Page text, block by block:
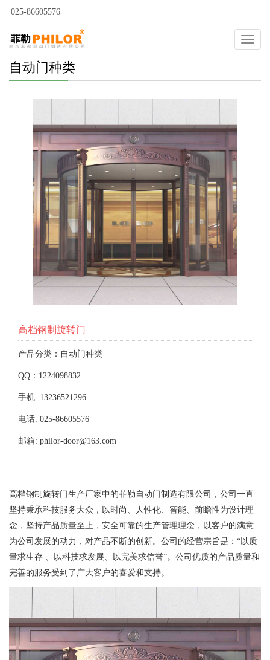
025-86605576
自动门种类
高档钢制旋转门
产品分类：自动门种类
QQ：1224098832
手机: 13236521296
电话: 025-86605576
邮箱: philor-door@163.com
高档钢制旋转门生产厂家中的菲勒自动门制造有限公司，公司一直
坚持秉承科技服务大众，以时尚、人性化、智能、前瞻性为设计理
念，坚持产品质量至上，安全可靠的生产管理理念，以客户的满意
为公司发展的动力，对产品不断的创新。公司的经营宗旨是：“以质
量求生存 、以科技求发展、以完美求信誉”。公司优质的产品质量和
完善的服务受到了广大客户的喜爱和支持。